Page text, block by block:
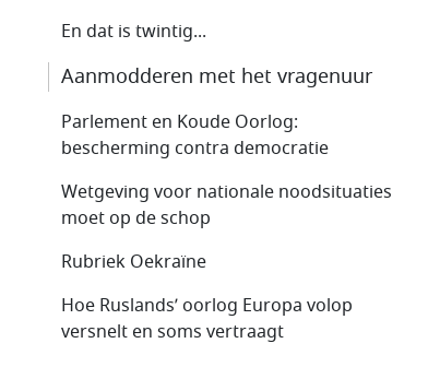
En dat is twintig...
Aanmodderen met het vragenuur
Parlement en Koude Oorlog:
bescherming contra democratie
Wetgeving voor nationale noodsituaties
moet op de schop
Rubriek Oekraïne
Hoe Ruslands’ oorlog Europa volop
versnelt en soms vertraagt